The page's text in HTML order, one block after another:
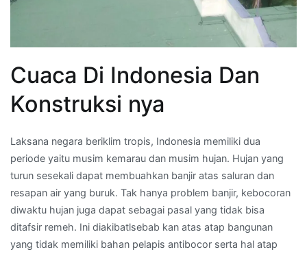
Cuaca Di Indonesia Dan
Konstruksi nya
Laksana negara beriklim tropis, Indonesia memiliki dua
periode yaitu musim kemarau dan musim hujan. Hujan yang
turun sesekali dapat membuahkan banjir atas saluran dan
resapan air yang buruk. Tak hanya problem banjir, kebocoran
diwaktu hujan juga dapat sebagai pasal yang tidak bisa
ditafsir remeh. Ini diakibatlsebab kan atas atap bangunan
yang tidak memiliki bahan pelapis antibocor serta hal atap